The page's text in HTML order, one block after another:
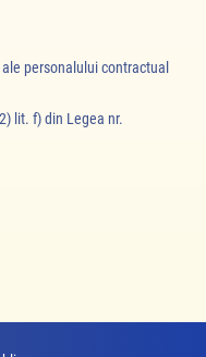
personalului contractual
lit. f) din Legea nr.